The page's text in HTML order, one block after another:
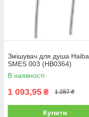
Змішувач для душа Haiba
SMES 003 (HB0364)
В наявності
1 093,95 ₴ 1 287 ₴
Купити